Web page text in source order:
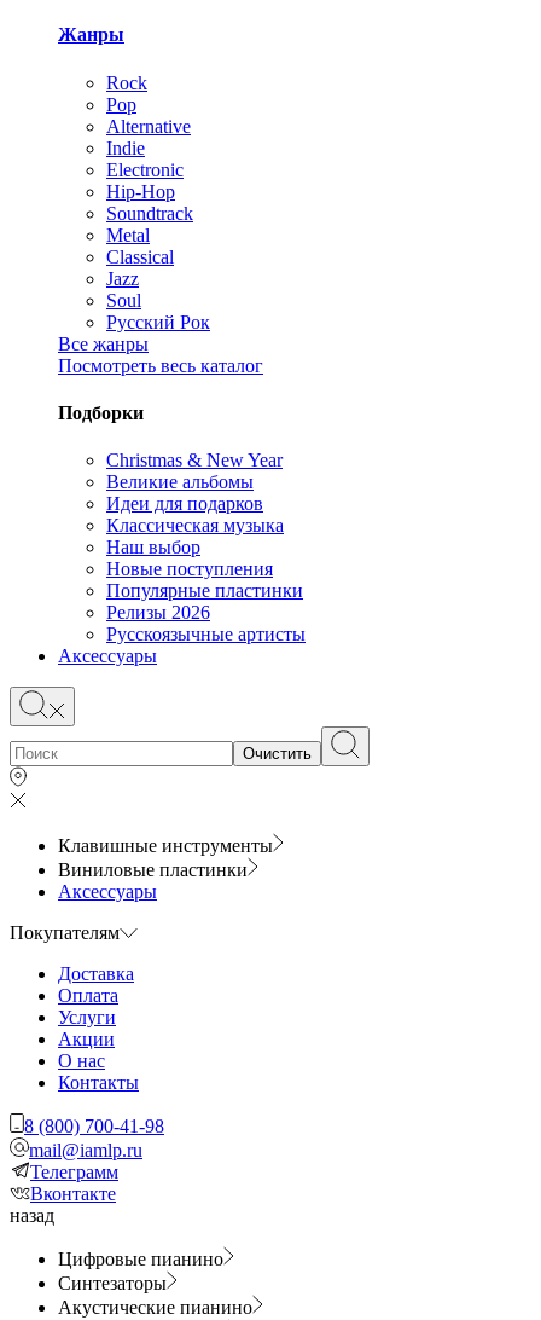
Жанры
Rock
Pop
Alternative
Indie
Electronic
Hip-Hop
Soundtrack
Metal
Classical
Jazz
Soul
Русский Рок
Все жанры
Посмотреть весь каталог
Подборки
Christmas & New Year
Великие альбомы
Идеи для подарков
Классическая музыка
Наш выбор
Новые поступления
Популярные пластинки
Релизы 2026
Русскоязычные артисты
Аксессуары
Очистить
Клавишные инструменты
Виниловые пластинки
Аксессуары
Покупателям
Доставка
Оплата
Услуги
Акции
О нас
Контакты
8 (800) 700-41-98
mail@iamlp.ru
Телеграмм
Вконтакте
назад
Цифровые пианино
Синтезаторы
Акустические пианино